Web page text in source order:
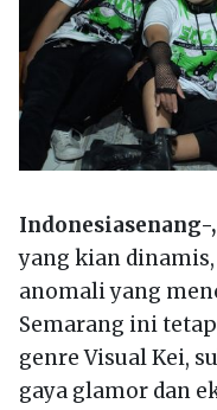
Indonesiasenang-,
yang kian dinamis,
anomali yang
Semarang ini
genre Visual Kei,
gaya glamor dan